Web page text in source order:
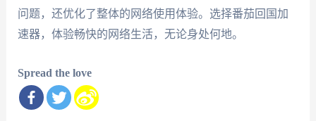
问题，还优化了整体的网络使用体验。选择番茄回国加
速器，体验畅快的网络生活，无论身处何地。
Spread the love